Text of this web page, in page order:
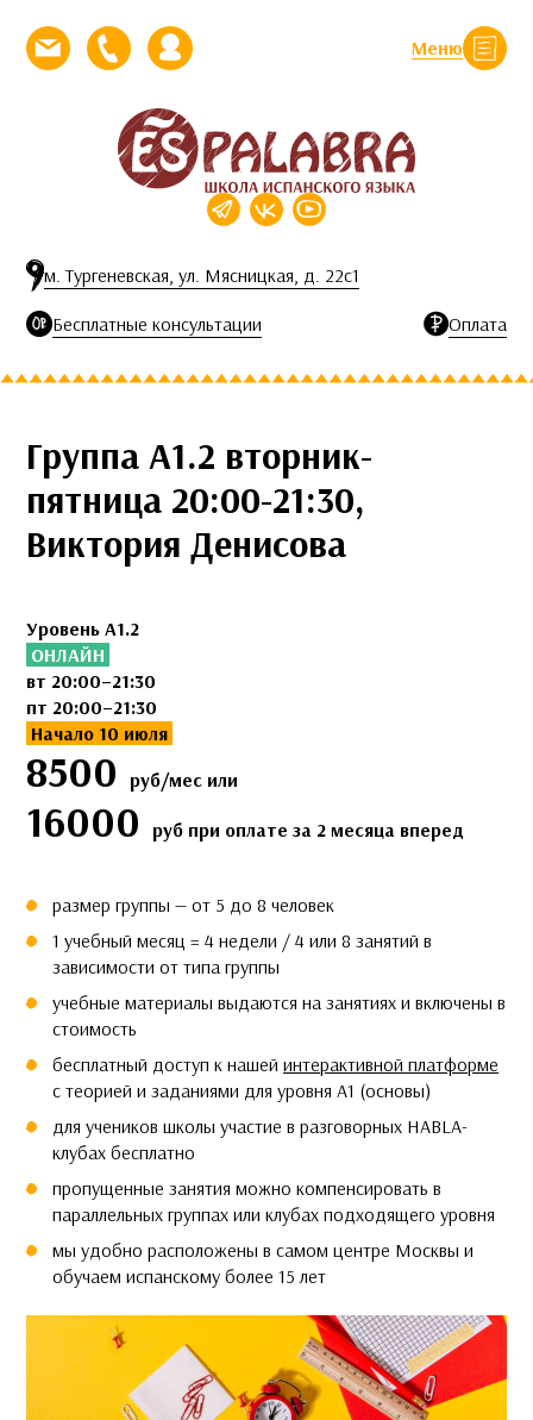
Меню
Закрыть
Напишите нам письмо
Позвоните намЛичный кабинет
м. Тургеневская, ул. Мясницкая, д. 22с1
Бесплатные консультации Оплата
Группа А1.2 вторник-
пятница 20:00-21:30,
Виктория Денисова
Уровень A1.2
ОНЛАЙН
вт 20:00–21:30
пт 20:00–21:30
Начало 10 июля
8500 руб/мес или
16000 руб при оплате за 2 месяца вперед
размер группы — от 5 до 8 человек
1 учебный месяц = 4 недели / 4 или 8 занятий в
зависимости от типа группы
учебные материалы выдаются на занятиях и включены в
стоимость
бесплатный доступ к нашей интерактивной платформе
c теорией и заданиями для уровня А1 (основы)
для учеников школы участие в разговорных HABLA-
клубах бесплатно
пропущенные занятия можно компенсировать в
параллельных группах или клубах подходящего уровня
мы удобно расположены в самом центре Москвы и
обучаем испанскому более 15 лет